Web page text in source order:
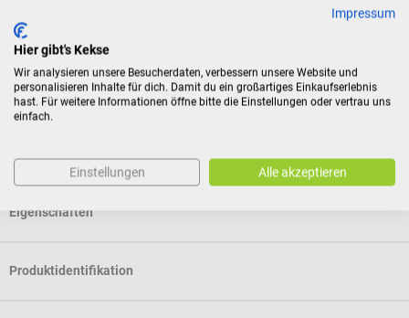
Lieferumfang
1 HEINE BETA X Otoskop
1 HEINE X CHANGE System Magnifier 3x
1 HEINE E4-USB-C Steckernetzteil
Eigenschaften
Produktidentifikation
Impressum
Hier gibt's Kekse
Wir analysieren unsere Besucherdaten, verbessern unsere Website und
personalisieren Inhalte für dich. Damit du ein großartiges Einkaufserlebnis
hast. Für weitere Informationen öffne bitte die Einstellungen oder vertrau uns
einfach.
Einstellungen Alle akzeptieren